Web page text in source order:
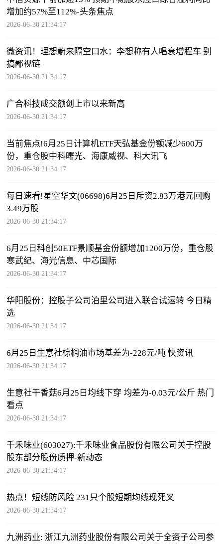
增加约57%至112%-头条焦点
2026-06-30 21:34:17
微资讯！理想蔚来隔空口水：李想称有人唱衰增程车 别
搞鄙视链
2026-06-30 21:34:17
广合科技成交额创上市以来新高
2026-06-30 21:34:17
当前焦点!6月25日计算机ETF天弘基金份额减少600万
份，重仓股中科曙光、海康威视、科大讯飞
2026-06-30 21:34:17
每日速看!星空华文(06698)6月25日斥资2.83万港元回购
3.49万股
2026-06-30 21:34:17
6月25日科创50ETF景顺基金份额增加1200万份，重仓股
寒武纪、海光信息、中芯国际
2026-06-30 21:34:17
华阳股份：控股子公司泊里公司进入联合试运转 今日精
选
2026-06-30 21:34:17
6月25日生意社棕榈油市场基差为-228元/吨 快资讯
2026-06-30 21:34:17
生意社干香菇6月25日均线下穿 均差为-0.03元/公斤 热门
看点
2026-06-30 21:34:17
千禾味业(603027):千禾味业食品股份有限公司关于控股
股东部分股份质押-新动态
2026-06-30 21:34:17
热点！短线防风险 231只个股短期均线现死叉
2026-06-30 21:34:17
九洲药业: 浙江九洲药业股份有限公司关于全资子公司参